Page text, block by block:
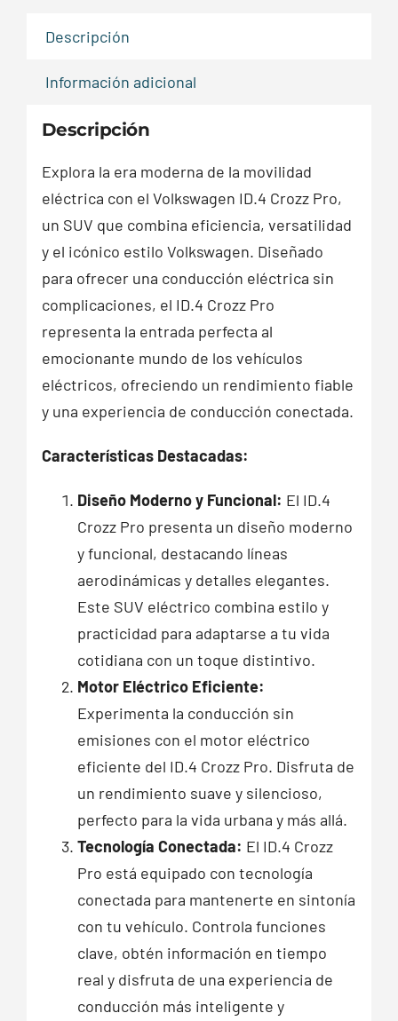
Descripción
Información adicional
Descripción
Explora la era moderna de la movilidad
eléctrica con el Volkswagen ID.4 Crozz Pro,
un SUV que combina eficiencia, versatilidad
y el icónico estilo Volkswagen. Diseñado
para ofrecer una conducción eléctrica sin
complicaciones, el ID.4 Crozz Pro
representa la entrada perfecta al
emocionante mundo de los vehículos
eléctricos, ofreciendo un rendimiento fiable
y una experiencia de conducción conectada.
Características Destacadas:
Diseño Moderno y Funcional: El ID.4
Crozz Pro presenta un diseño moderno
y funcional, destacando líneas
aerodinámicas y detalles elegantes.
Este SUV eléctrico combina estilo y
practicidad para adaptarse a tu vida
cotidiana con un toque distintivo.
Motor Eléctrico Eficiente:
Experimenta la conducción sin
emisiones con el motor eléctrico
eficiente del ID.4 Crozz Pro. Disfruta de
un rendimiento suave y silencioso,
perfecto para la vida urbana y más allá.
Tecnología Conectada: El ID.4 Crozz
Pro está equipado con tecnología
conectada para mantenerte en sintonía
con tu vehículo. Controla funciones
clave, obtén información en tiempo
real y disfruta de una experiencia de
conducción más inteligente y